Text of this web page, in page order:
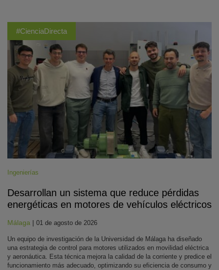
#CienciaDirecta
Ingenierías
Desarrollan un sistema que reduce pérdidas
energéticas en motores de vehículos eléctricos
Málaga | 01 de agosto de 2026
Un equipo de investigación de la Universidad de Málaga ha diseñado
una estrategia de control para motores utilizados en movilidad eléctrica
y aeronáutica. Esta técnica mejora la calidad de la corriente y predice el
funcionamiento más adecuado, optimizando su eficiencia de consumo y